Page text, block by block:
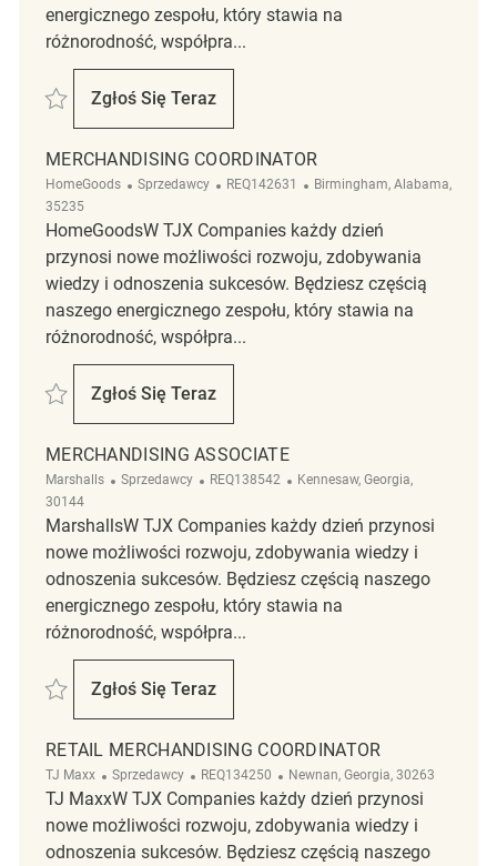
energicznego zespołu, który stawia na
różnorodność, współpra...
Zapisać Merchandising Associate REQ111329
Zgłoś Się Teraz
Merchandising Associate
MERCHANDISING COORDINATOR
HomeGoods Kategoria
Sprzedawcy ReqId
REQ142631 Lokalizacja
Birmingham, Alabama,
35235
HomeGoodsW TJX Companies każdy dzień
przynosi nowe możliwości rozwoju, zdobywania
wiedzy i odnoszenia sukcesów. Będziesz częścią
naszego energicznego zespołu, który stawia na
różnorodność, współpra...
Zapisać Merchandising Coordinator REQ142631
Zgłoś Się Teraz
Merchandising Coordinator
MERCHANDISING ASSOCIATE
Marshalls Kategoria
Sprzedawcy ReqId
REQ138542 Lokalizacja
Kennesaw, Georgia,
30144
MarshallsW TJX Companies każdy dzień przynosi
nowe możliwości rozwoju, zdobywania wiedzy i
odnoszenia sukcesów. Będziesz częścią naszego
energicznego zespołu, który stawia na
różnorodność, współpra...
Zapisać Merchandising Associate REQ138542
Zgłoś Się Teraz
Merchandising Associate
RETAIL MERCHANDISING COORDINATOR
TJ Maxx Kategoria
Sprzedawcy ReqId
REQ134250 Lokalizacja
Newnan, Georgia, 30263
TJ MaxxW TJX Companies każdy dzień przynosi
nowe możliwości rozwoju, zdobywania wiedzy i
odnoszenia sukcesów. Będziesz częścią naszego